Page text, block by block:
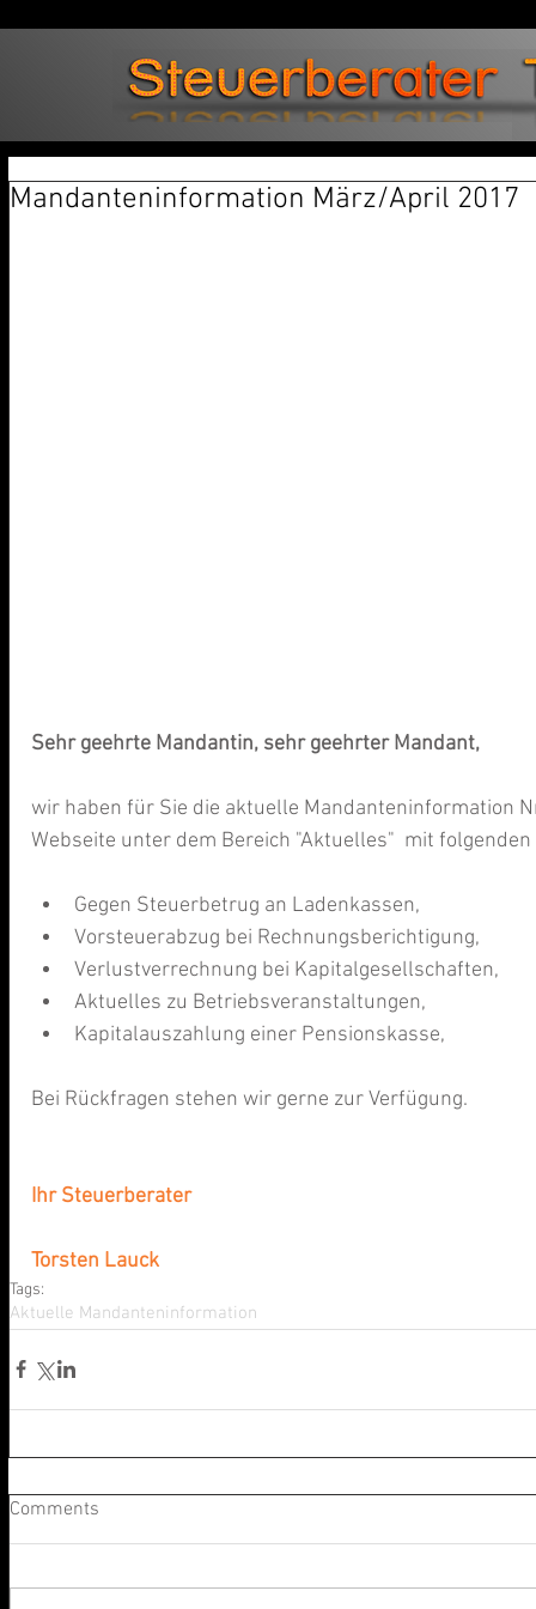
Mandanteninformation März/April 2017
Sehr geehrte Mandantin, sehr geehrter Mandant,
wir haben für Sie die aktuelle Mandanteninformation
Webseite unter dem Bereich "Aktuelles"  mit
Gegen Steuerbetrug an Ladenkassen,
Vorsteuerabzug bei Rechnungsberichtigung,
Verlustverrechnung bei Kapitalgesellschaften,
Aktuelles zu Betriebsveranstaltungen,
Kapitalauszahlung einer Pensionskasse,
Bei Rückfragen stehen wir gerne zur Verfügung.
Ihr Steuerberater
Torsten Lauck
Tags:
Aktuelle Mandanteninformation
Comments